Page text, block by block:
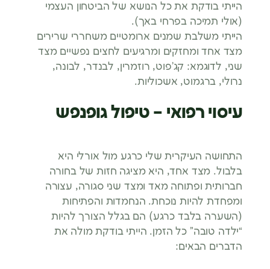
הייתי בודקת את כל הנושא של הביטחון העצמי
(אולי תמיכה בפרחי באך).
הייתי משלבת שמנים ארומטיים משחררי שרירים
מצד אחד ומחזקים ומרגיעים לחצים נפשיים מצד
שני, לדוגמא: קג’פוט, רוזמרין, לבנדר, לבונה,
נרולי, ברגמוט, אשכוליות.
עיסוי רפואי – טיפול גופנפש
התחושה העיקרית שלי כרגע מול אורלי היא
בלבול. מצד אחד, היא מציגה חזות של בחורה
חברותית ופתוחה מאד ומצד שני סגורה, עצורה
ומפחדת להיות נוכחת. הנחמדות והפתיחות
(השערה בלבד כרגע) הם בגלל הצורך להיות
“ילדה טובה” כל הזמן. הייתי בודקת מולה את
הדברים הבאים: